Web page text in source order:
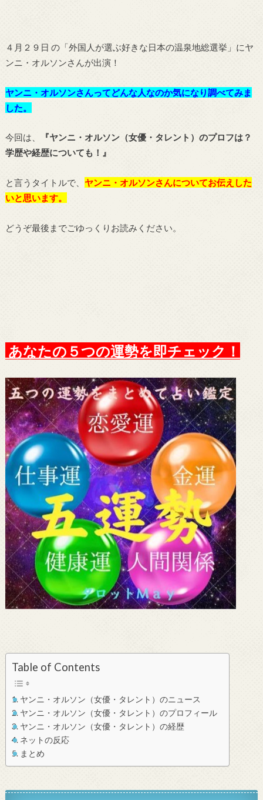
４月２９日 の「外国人が選ぶ好きな日本の温泉地総選挙」 にヤ
ンニ・オルソンさんが出演！
ヤンニ・オルソンさ んってどんな人なのか気になり調べてみま
した。
今回は、
『ヤンニ・オルソン（女優・タレント）のプロフは？
学歴や経歴についても！』
と言うタイトルで、 ヤンニ・オルソンさんについてお伝えした
いと思います。
どうぞ最後までごゆっくりお読みください。
あなたの５つの運勢を即チェック！
Table of Contents
ヤンニ・オルソン（女優・タレント）のニュース
ヤンニ・オルソン（女優・タレント）のプロフィール
ヤンニ・オルソン（女優・タレント）の経歴
ネットの反応
まとめ